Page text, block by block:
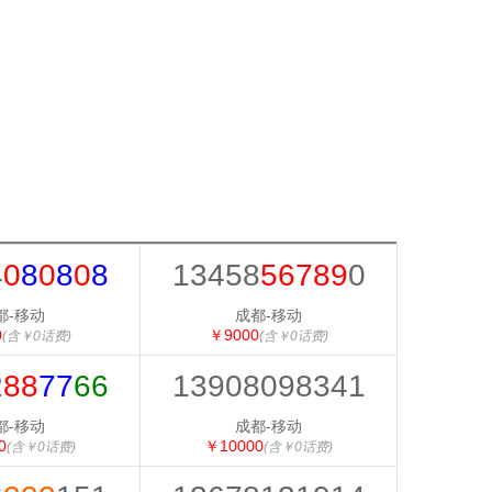
080808
-移动
(含￥0话费)
13458567890
成都-移动
￥9000(含￥0话费)
887766
-移动
(含￥0话费)
13908098341
成都-移动
￥10000(含￥0话费)